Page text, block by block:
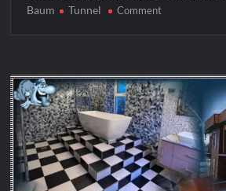
Baum
Tunnel Commenton